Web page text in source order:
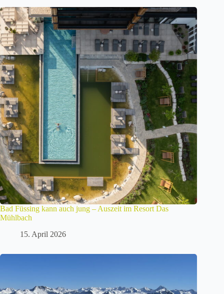
Bad Füssing kann auch jung – Auszeit im Resort Das
Mühlbach
15. April 2026